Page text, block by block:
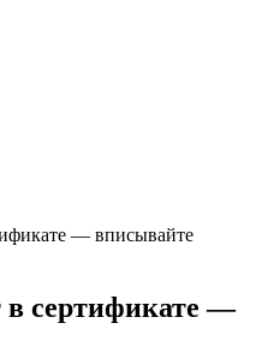
— вписывайте
в сертификате —